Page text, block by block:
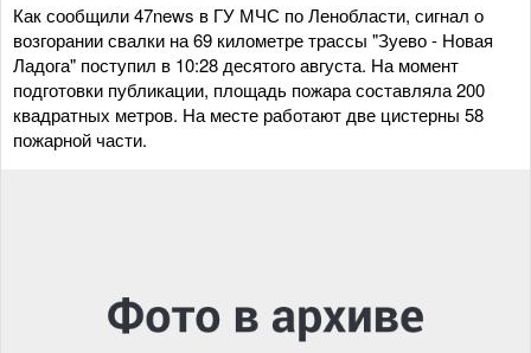
Как сообщили 47news в ГУ МЧС по Ленобласти, сигнал о
возгорании свалки на 69 километре трассы "Зуево - Новая
Ладога" поступил в 10:28 десятого августа. На момент
подготовки публикации, площадь пожара составляла 200
квадратных метров. На месте работают две цистерны 58
пожарной части.